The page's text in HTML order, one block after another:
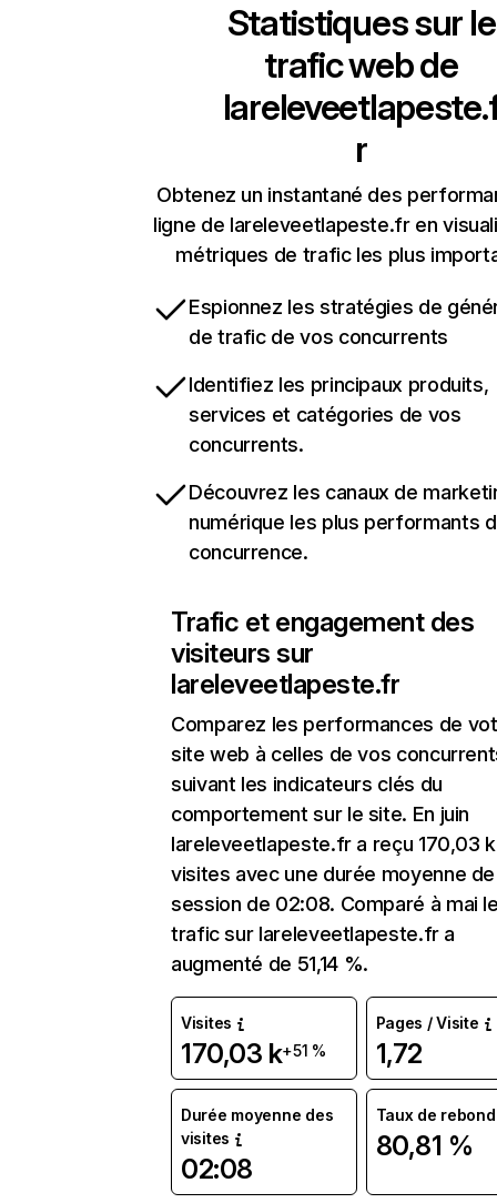
Statistiques sur le
trafic web de
r
Obtenez un instantané des
ligne de lareleveetlapeste.fr en
métriques de trafic les plus
Espionnez les stratégies de
de trafic de vos concurrents
Identifiez les principaux produits,
services et catégories de vos
concurrents.
Découvrez les canaux de
numérique les plus performants
concurrence.
Trafic et engagement des
visiteurs sur
lareleveetlapeste.fr
Comparez les performances de
site web à celles de vos
suivant les indicateurs clés du
comportement sur le site. En juin
lareleveetlapeste.fr a reçu 170,03 k
visites avec une durée moyenne
session de 02:08. Comparé à mai
trafic sur lareleveetlapeste.fr a
augmenté de 51,14 %.
Visites
170,03 k+51 %
Pages / Visite
1,72
Durée moyenne des
visites
02:08
Taux de rebond
80,81 %